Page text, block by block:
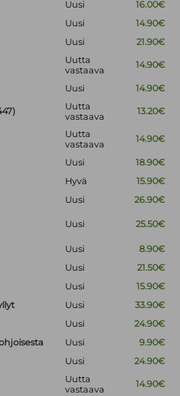
Uusi
16.00€
Uusi
14.90€
Uusi 21.90€
Uutta
vastaava
14.90€
Uusi 14.90€
Uutta
vastaava
13.20€
Uutta
vastaava
14.90€
Uusi
18.90€
Hyvä
15.90€
Uusi
26.90€
Uusi 25.50€
Uusi
8.90€
Uusi
21.50€
Uusi
15.90€
Uusi
33.90€
Uusi
24.90€
Uusi
9.90€
Uusi 24.90€
Uutta
vastaava
14.90€